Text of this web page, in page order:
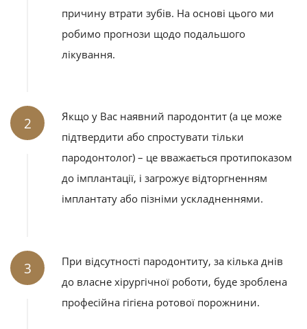
причину втрати зубів. На основі цього ми
робимо прогнози щодо подальшого
лікування.
2
Якщо у Вас наявний пародонтит (а це може
підтвердити або спростувати тільки
пародонтолог) – це вважається протипоказом
до імплантації, і загрожує відторгненням
імплантату або пізніми ускладненнями.
3
При відсутності пародонтиту, за кілька днів
до власне хірургічної роботи, буде зроблена
професійна гігієна ротової порожнини.